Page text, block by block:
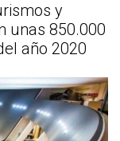
y
unas 850.000
año 2020